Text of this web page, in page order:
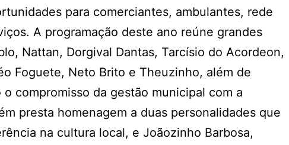
para comerciantes, ambulantes, rede
A programação deste ano reúne grandes
Nattan, Dorgival Dantas, Tarcísio do Acordeon,
Foguete, Neto Brito e Theuzinho, além de
compromisso da gestão municipal com a
presta homenagem a duas personalidades que
na cultura local, e Joãozinho Barbosa,